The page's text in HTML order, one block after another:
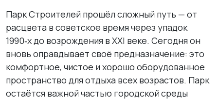
Парк Строителей прошёл сложный путь — от
расцвета в советское время через упадок
1990‑х до возрождения в XXI веке. Сегодня он
вновь оправдывает своё предназначение: это
комфортное, чистое и хорошо оборудованное
пространство для отдыха всех возрастов. Парк
остаётся важной частью городской среды